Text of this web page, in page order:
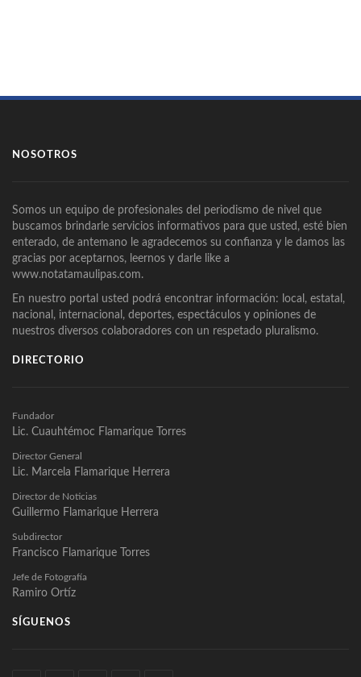
NOSOTROS
Somos un equipo de profesionales del periodismo de nivel que
buscamos brindarle servicios informativos para que usted, esté bien
enterado, de antemano le agradecemos su confianza y le damos las
gracias por aceptarnos, leernos y darle like a
www.notatamaulipas.com.
En nuestro portal usted podrá encontrar información: local, estatal,
nacional, internacional, deportes, espectáculos y opiniones de
nuestros diversos colaboradores con un respetado pluralismo.
DIRECTORIO
Fundador
Lic. Cuauhtémoc Flamarique Torres
Director General
Lic. Marcela Flamarique Herrera
Director de Noticias
Guillermo Flamarique Herrera
Subdirector
Francisco Flamarique Torres
Jefe de Fotografía
Ramiro Ortíz
SÍGUENOS